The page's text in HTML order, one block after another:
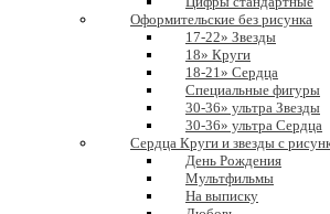
Оформительские без рисунка
17-22» Звезды
18» Круги
18-21» Сердца
Специальные фигуры
30-36» ультра Звезды
30-36» ультра Сердца
Сердца Круги и звезды с
День Рождения
Мультфильмы
На выписку